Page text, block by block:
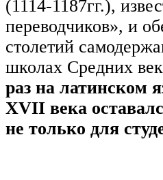
(1114-1187гг.),
переводчиков», и
столетий
школах Средних
раз на латинском
XVII века
не только для